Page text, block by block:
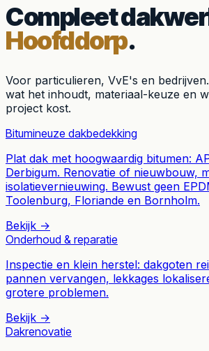
Compleet
Hoofddorp.
Voor particulieren, VvE's en
wat het inhoudt, materiaal-keuze en
project kost.
Bitumineuze dakbedekking
Plat dak met hoogwaardig bitumen:
Derbigum. Renovatie of nieuwbouw,
isolatievernieuwing. Bewust geen
Toolenburg, Floriande en Bornholm.
Bekijk →
Onderhoud & reparatie
Inspectie en klein herstel: dakgoten
pannen vervangen, lekkages
grotere problemen.
Bekijk →
Dakrenovatie